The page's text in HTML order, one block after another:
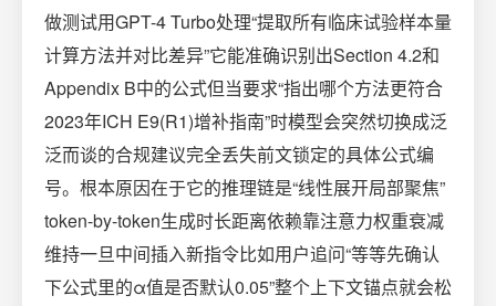
做测试用GPT-4 Turbo处理“提取所有临床试验样本量
计算方法并对比差异”它能准确识别出Section 4.2和
Appendix B中的公式但当要求“指出哪个方法更符合
2023年ICH E9(R1)增补指南”时模型会突然切换成泛
泛而谈的合规建议完全丢失前文锁定的具体公式编
号。根本原因在于它的推理链是“线性展开局部聚焦”
token-by-token生成时长距离依赖靠注意力权重衰减
维持一旦中间插入新指令比如用户追问“等等先确认
下公式里的α值是否默认0.05”整个上下文锚点就会松